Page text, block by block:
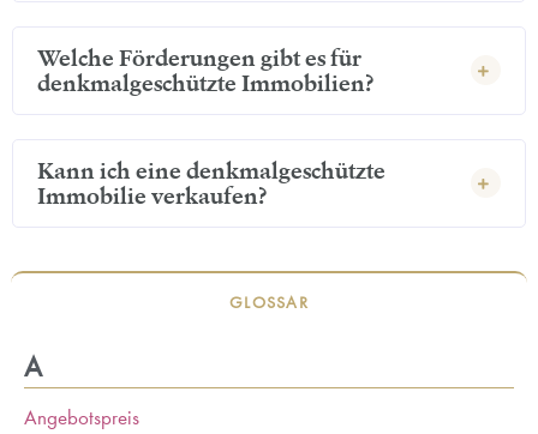
Welche Förderungen gibt es für
denkmalgeschützte Immobilien?
Kann ich eine denkmalgeschützte
Immobilie verkaufen?
GLOSSAR
A
Angebotspreis